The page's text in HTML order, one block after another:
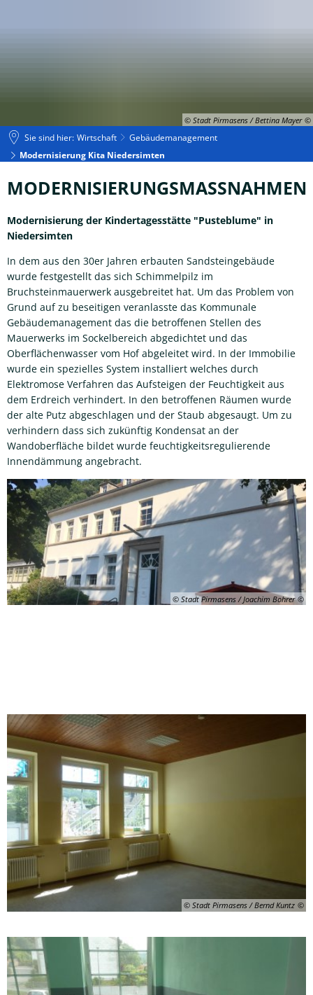
© Stadt Pirmasens / Bettina Mayer
Sie sind hier: Wirtschaft
Gebäudemanagement
Modernisierung Kita Niedersimten
Modernisierung
Kita
Niedersimten
MODERNISIERUNGSMASSNAHMEN
Modernisierung der Kindertagesstätte "Pusteblume" in
Niedersimten
In dem aus den 30er Jahren erbauten Sandsteingebäude
wurde festgestellt das sich Schimmelpilz im
Bruchsteinmauerwerk ausgebreitet hat. Um das Problem von
Grund auf zu beseitigen veranlasste das Kommunale
Gebäudemanagement das die betroffenen Stellen des
Mauerwerks im Sockelbereich abgedichtet und das
Oberflächenwasser vom Hof abgeleitet wird. In der Immobilie
wurde ein spezielles System installiert welches durch
Elektromose Verfahren das Aufsteigen der Feuchtigkeit aus
dem Erdreich verhindert. In den betroffenen Räumen wurde
der alte Putz abgeschlagen und der Staub abgesaugt. Um zu
verhindern dass sich zukünftig Kondensat an der
Wandoberfläche bildet wurde feuchtigkeitsregulierende
Innendämmung angebracht.
© Stadt Pirmasens / Joachim Bohrer
© Stadt Pirmasens / Bernd Kuntz